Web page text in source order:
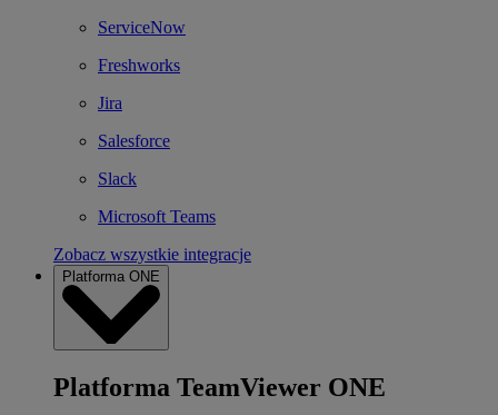
ServiceNow
Freshworks
Jira
Salesforce
Slack
Microsoft Teams
Zobacz wszystkie integracje
Platforma ONE
Platforma TeamViewer ONE